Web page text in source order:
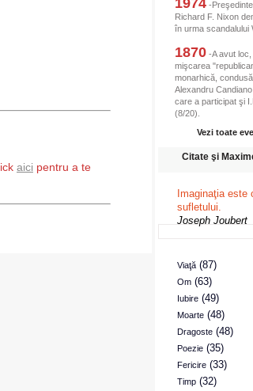
aici pentru a te
1974-
Richard F. Nixon
în urma scandalului
1870-A avut loc,
mişcarea
monarhică,
Alexandru
care a participat şi
(8/20).
Vezi toate
Citate şi
Imaginaţia este
sufletului.
Joseph Joubert
Viaţă(87)
Om(63)
Iubire(49)
Moarte(48)
Dragoste(48)
Poezie(35)
Fericire(33)
Timp(32)